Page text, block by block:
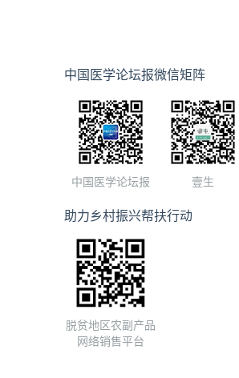
中国医学论坛报微信矩阵
中国医学论坛报 壹生
助力乡村振兴帮扶行动
脱贫地区农副产品
网络销售平台